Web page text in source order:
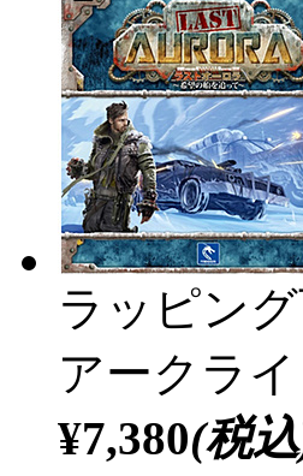
ラッピン
アークライ
¥7,380(税